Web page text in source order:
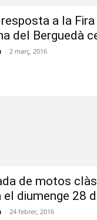
a la
del Berguedà
- 2 març, 2016
de motos
el diumenge 28
- 24 febrer, 2016